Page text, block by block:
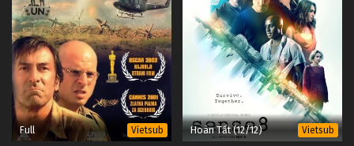
Full Vietsub Hoàn Tất (12/12) Vietsub